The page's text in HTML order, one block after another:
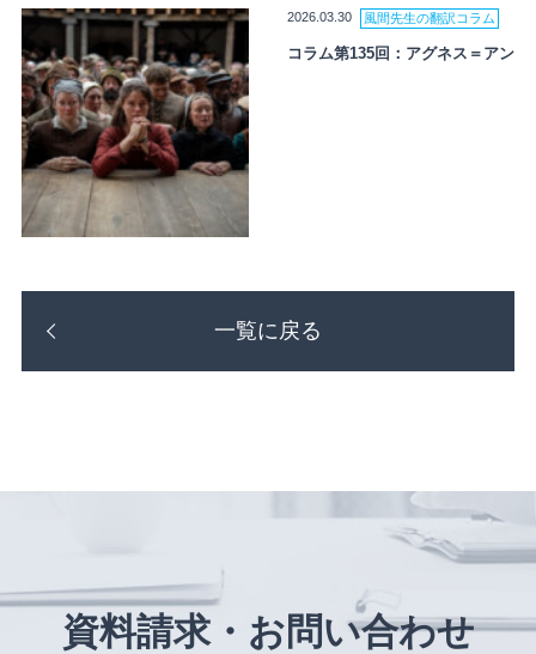
2026.03.30 風間先生の翻訳コラム
コラム第135回：アグネス＝アン
一覧に戻る
資料請求・お問い合わせ